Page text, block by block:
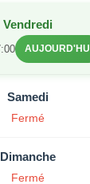
Vendredi
AUJOURD'HUI
Samedi
Fermé
Dimanche
Fermé